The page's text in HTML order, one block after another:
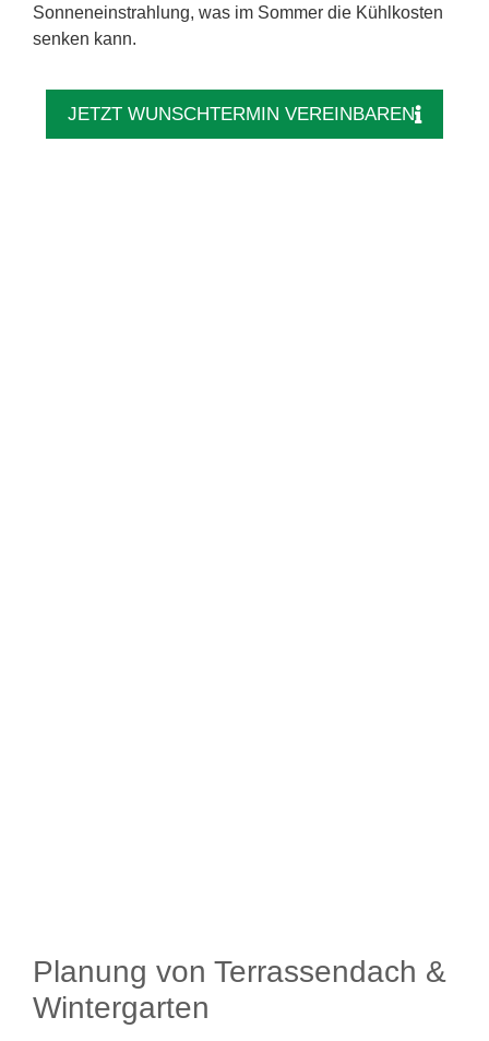
Sonneneinstrahlung, was im Sommer die Kühlkosten
senken kann.
JETZT WUNSCHTERMIN VEREINBAREN
Planung von Terrassendach &
Wintergarten